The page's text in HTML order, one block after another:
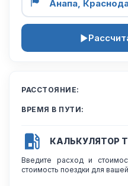
РАССТОЯНИЕ:
ВРЕМЯ В ПУТИ:
КАЛЬКУЛЯТОР
Введите расход и
стоимость поездки для